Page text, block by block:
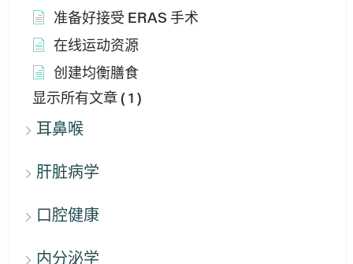
准备好接受 ERAS 手术
在线运动资源
创建均衡膳食
显示所有文章 ( 1 )
耳鼻喉
肝脏病学
口腔健康
内分泌学